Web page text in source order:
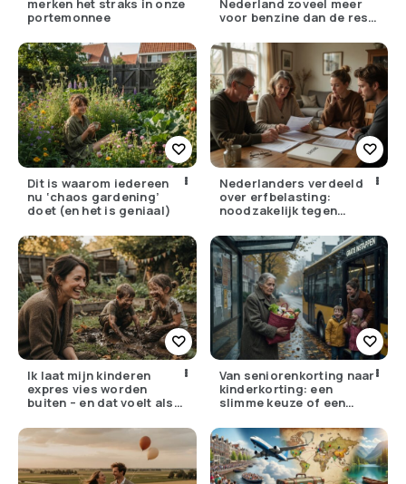
merken het straks in onze
portemonnee
Nederland zoveel meer
voor benzine dan de rest
Dit is waarom iedereen
nu ‘chaos gardening’
doet (en het is geniaal)
Nederlanders verdeeld
over erfbelasting:
noodzakelijk tegen
Ik laat mijn kinderen
expres vies worden
buiten – en dat voelt als
Van seniorenkorting naar
kinderkorting: een
slimme keuze of een